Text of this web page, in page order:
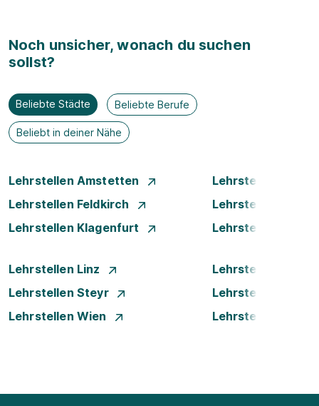
Noch unsicher, wonach du suchen
sollst?
Beliebte Städte Beliebte Berufe
Beliebt in deiner Nähe
Lehrstellen Amstetten
Lehrstellen
Lehrstellen Feldkirch
Lehrstellen Graz
Lehrstellen Klagenfurt
Lehrstellen
Lehrstellen Linz
Lehrstellen
Lehrstellen Steyr
Lehrstellen Traun
Lehrstellen Wien
Lehrstellen